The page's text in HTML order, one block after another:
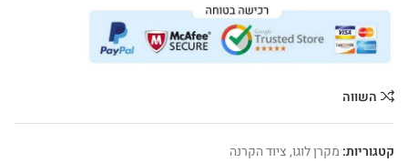
השווה
קטגוריות: מקרן לוגו,ציוד הקרנה